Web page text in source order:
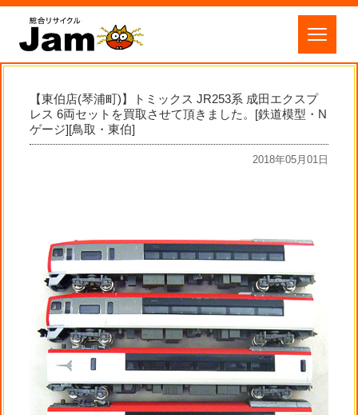
【東伯店(琴浦町)】トミックス JR253系 成田エクスプ
レス 6両セットを買取させて頂きました。[鉄道模型・N
ゲージ][鳥取・東伯]
2018年05月01日